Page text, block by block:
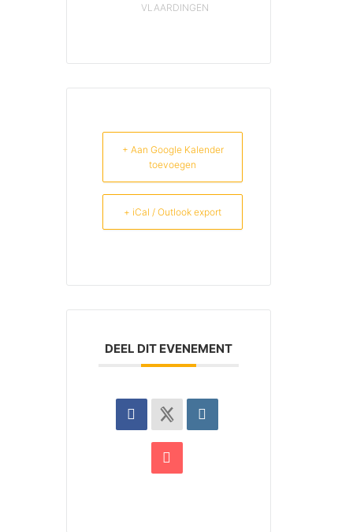
VLAARDINGEN
+ Aan Google Kalender
toevoegen
+ iCal / Outlook export
DEEL DIT EVENEMENT